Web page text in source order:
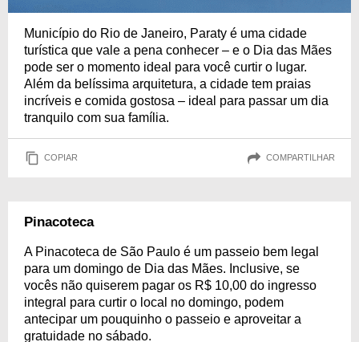
Município do Rio de Janeiro, Paraty é uma cidade
turística que vale a pena conhecer – e o Dia das Mães
pode ser o momento ideal para você curtir o lugar.
Além da belíssima arquitetura, a cidade tem praias
incríveis e comida gostosa – ideal para passar um dia
tranquilo com sua família.
COPIAR COMPARTILHAR
Pinacoteca
A Pinacoteca de São Paulo é um passeio bem legal
para um domingo de Dia das Mães. Inclusive, se
vocês não quiserem pagar os R$ 10,00 do ingresso
integral para curtir o local no domingo, podem
antecipar um pouquinho o passeio e aproveitar a
gratuidade no sábado.